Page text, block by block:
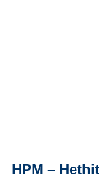
HPM –